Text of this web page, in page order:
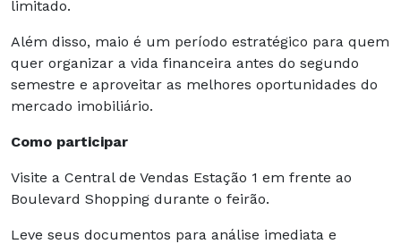
limitado.
Além disso, maio é um período estratégico para quem
quer organizar a vida financeira antes do segundo
semestre e aproveitar as melhores oportunidades do
mercado imobiliário.
Como participar
Visite a Central de Vendas Estação 1 em frente ao
Boulevard Shopping durante o feirão.
Leve seus documentos para análise imediata e